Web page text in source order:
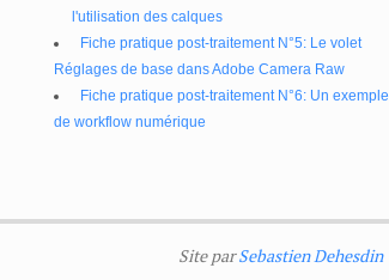
l'utilisation des calques
Fiche pratique post-traitement N°5: Le volet
Réglages de base dans Adobe Camera Raw
Fiche pratique post-traitement N°6: Un exemple
de workflow numérique
Site parSebastien Dehesdin